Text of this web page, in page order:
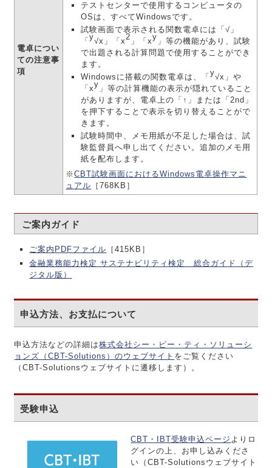
電卓につい
ての注意事
項
テストセンターで使用するコンピュータの
OSは、すべてWindowsです。
試験画面で表示される関数電卓には「√」
「y√x」「x2 」「xy 」等の機能があり、試験
で出題される計算問題で使用することができ
ます。
Windowsに搭載の関数電卓は、「y√x」や
「xy 」等の計算機能の表示が隠れていること
がありますが、電卓上の「↑」または「2nd」
を押下することで表示を切り替えることがで
きます。
試験時間中、メモ用紙が不足した場合は、試
験監督員へ申し出てください。追加のメモ用
紙を配布します。
※CBT試験画面におけるWindows電卓操作マニ
ュアル ［768KB］
ご案内ガイド
ご案内PDFファイル ［415KB］
金融業務能力検定 サステナビリティ検定 総合ガイド（デ
ジタル版）
申込方法、お支払について
申込方法などの詳細は株式会社シー・ビー・ティ・ソリューシ
ョンズ（CBT-Solutions）のウェブサイト をご覧ください
（CBT-Solutionsウェブサイトに遷移します）。
受験申込
CBT・IBT受験申込ページ よりロ
グインの上、お申し込みくださ
い（CBT-Solutionsウェブサイト